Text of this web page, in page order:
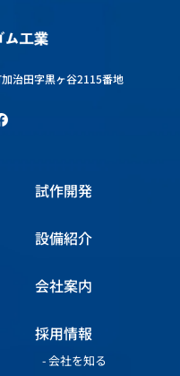
治田字黒ヶ谷2115番地
試作開発
設備紹介
会社案内
採用情報
会社を知る